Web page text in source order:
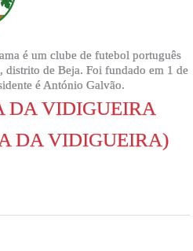
é um clube de futebol português
de Beja. Foi fundado em 1 de
é António Galvão.
DA VIDIGUEIRA
DA VIDIGUEIRA)